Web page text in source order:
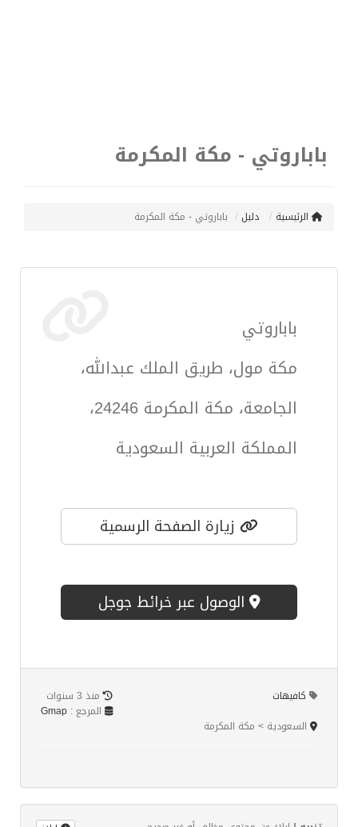
باباروتي - مكة المكرمة
الرئيسية دليل باباروتي - مكة المكرمة
باباروتي
مكة مول، طريق الملك عبدالله،
الجامعة، مكة المكرمة 24246،
المملكة العربية السعودية
زيارة الصفحة الرسمية
الوصول عبر خرائط جوجل
منذ 3 سنوات
المرجع : Gmap
كافيهات
السعودية > مكة المكرمة